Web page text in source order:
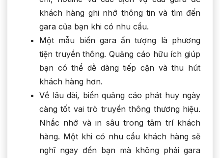
khách hàng ghi nhớ thông tin và tìm đến
gara của bạn khi có nhu cầu.
Một mẫu biển gara ấn tượng là phương
tiện truyền thông. Quảng cáo hữu ích giúp
bạn có thể dễ dàng tiếp cận và thu hút
khách hàng hơn.
Về lâu dài, biển quảng cáo phát huy ngày
càng tốt vai trò truyền thông thương hiệu.
Nhắc nhớ và in sâu trong tâm trí khách
hàng. Một khi có nhu cầu khách hàng sẽ
nghĩ ngay đến bạn mà không phải gara